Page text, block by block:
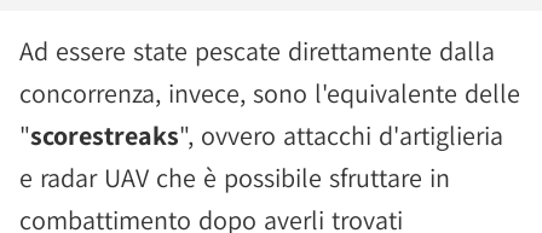
Ad essere state pescate direttamente dalla
concorrenza, invece, sono l'equivalente delle
"scorestreaks", ovvero attacchi d'artiglieria
e radar UAV che è possibile sfruttare in
combattimento dopo averli trovati